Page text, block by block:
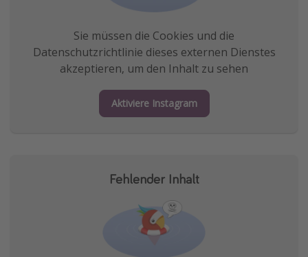
Sie müssen die Cookies und die
Datenschutzrichtlinie dieses externen Dienstes
akzeptieren, um den Inhalt zu sehen
Aktiviere Instagram
Fehlender Inhalt